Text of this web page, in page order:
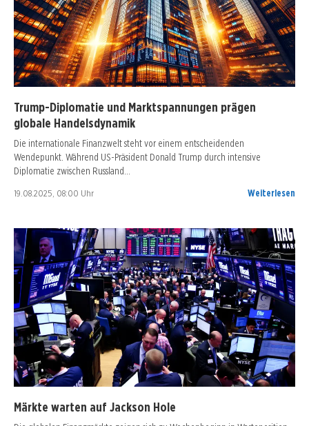
Trump-Diplomatie und Marktspannungen prägen
globale Handelsdynamik
Die internationale Finanzwelt steht vor einem entscheidenden
Wendepunkt. Während US-Präsident Donald Trump durch intensive
Diplomatie zwischen Russland…
19.08.2025, 08:00 Uhr Weiterlesen
Märkte warten auf Jackson Hole